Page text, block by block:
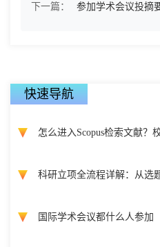
下一篇：
参加学术会议投摘
快速导航
怎么进入Scopus检索文献？
科研立项全流程详解：从选
国际学术会议都什么人参加